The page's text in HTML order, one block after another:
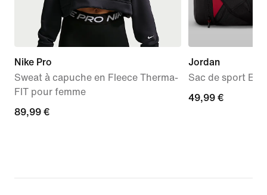
Nike Pro
Sweat à capuche en Fleece Therma-
FIT pour femme
89,99 €
89,99 €
Jordan
Sac de sport
49,99 €
49,99 €